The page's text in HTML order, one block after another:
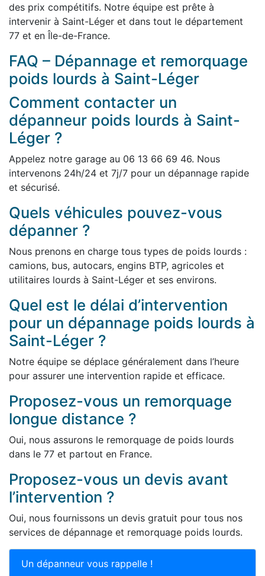
des prix compétitifs. Notre équipe est prête à
intervenir à Saint-Léger et dans tout le département
77 et en Île-de-France.
FAQ – Dépannage et remorquage
poids lourds à Saint-Léger
Comment contacter un
dépanneur poids lourds à Saint-
Léger ?
Appelez notre garage au 06 13 66 69 46. Nous
intervenons 24h/24 et 7j/7 pour un dépannage rapide
et sécurisé.
Quels véhicules pouvez-vous
dépanner ?
Nous prenons en charge tous types de poids lourds :
camions, bus, autocars, engins BTP, agricoles et
utilitaires lourds à Saint-Léger et ses environs.
Quel est le délai d’intervention
pour un dépannage poids lourds à
Saint-Léger ?
Notre équipe se déplace généralement dans l’heure
pour assurer une intervention rapide et efficace.
Proposez-vous un remorquage
longue distance ?
Oui, nous assurons le remorquage de poids lourds
dans le 77 et partout en France.
Proposez-vous un devis avant
l’intervention ?
Oui, nous fournissons un devis gratuit pour tous nos
services de dépannage et remorquage poids lourds.
Un dépanneur vous rappelle !